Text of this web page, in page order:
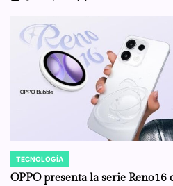
POSTED
IN
TECNOLOGÍA
OPPO presenta la serie